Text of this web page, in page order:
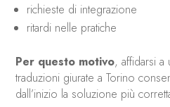
richieste di integrazione
ritardi nelle pratiche
Per questo motivo, affidarsi
traduzioni giurate a Torino
dall’inizio la soluzione più